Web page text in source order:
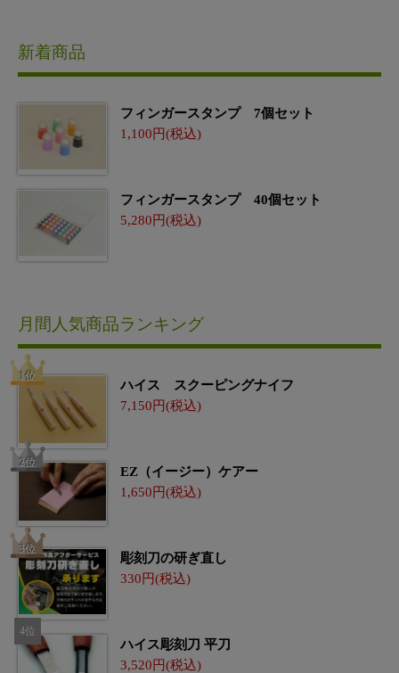
新着商品
フィンガースタンプ 7個セット
1,100
フィンガースタンプ 40個セット
5,280
月間人気商品ランキング
ハイス スクーピングナイフ
7,150
EZ（イージー）ケアー
1,650
彫刻刀の研ぎ直し
330
ハイス彫刻刀 平刀
3,520